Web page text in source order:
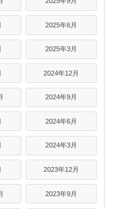
2025年6月
2025年3月
2024年12月
2024年9月
2024年6月
2024年3月
2023年12月
2023年9月